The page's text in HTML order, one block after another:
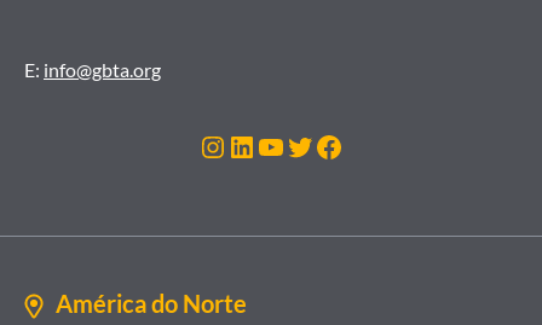
E: info@gbta.org
Instagram
LinkedIn
Youtube
Twitter
Facebook
América do Norte